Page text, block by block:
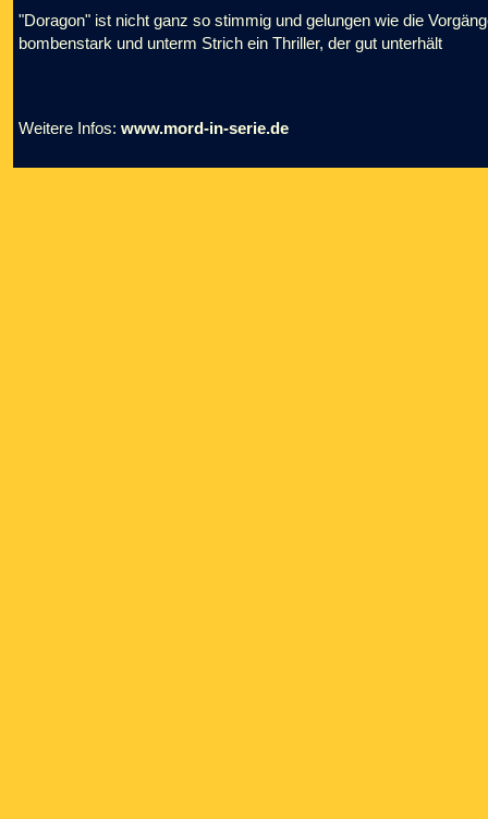
"Doragon" ist nicht ganz so stimmig und gelungen wie die
bombenstark und unterm Strich ein Thriller, der gut unterhält
Weitere Infos: www.mord-in-serie.de